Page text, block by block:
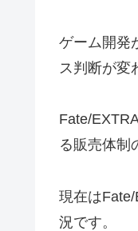
ゲーム開発
ス判断が変
Fate/
る販売体制
現在は
況です。